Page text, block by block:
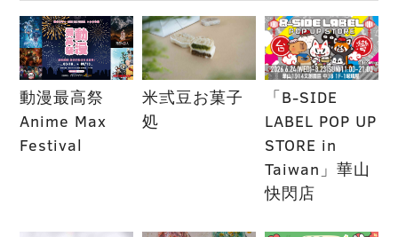
動漫最高祭
Anime Max
Festival
米弎豆お菓子
処
「B-SIDE
LABEL POP UP
STORE in
Taiwan」華山
快閃店